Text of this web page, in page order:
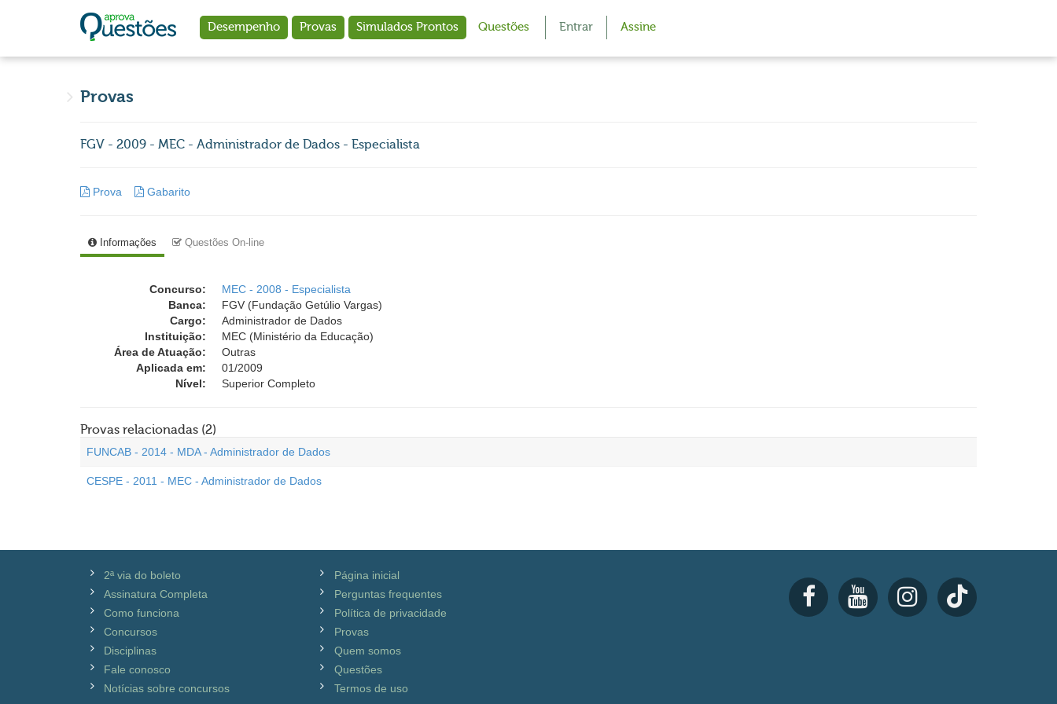
Desempenho Provas Simulados Prontos Questões Entrar Assine
Provas
FGV - 2009 - MEC - Administrador de Dados - Especialista
Prova Gabarito
Informações Questões On-line
Concurso:
MEC - 2008 - Especialista
Banca:
FGV (Fundação Getúlio Vargas)
Cargo:
Administrador de Dados
Instituição:
MEC (Ministério da Educação)
Área de Atuação:
Outras
Aplicada em:
01/2009
Nível:
Superior Completo
Provas relacionadas (2)
FUNCAB - 2014 - MDA - Administrador de Dados
CESPE - 2011 - MEC - Administrador de Dados
2ª via do boleto
Assinatura Completa
Como funciona
Concursos
Disciplinas
Fale conosco
Notícias sobre concursos
Página inicial
Perguntas frequentes
Política de privacidade
Provas
Quem somos
Questões
Termos de uso